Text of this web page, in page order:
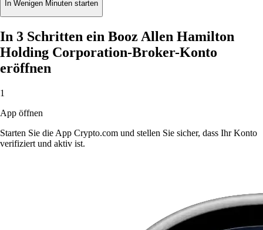
In Wenigen Minuten starten
In 3 Schritten ein Booz Allen Hamilton
Holding Corporation-Broker-Konto
eröffnen
1
App öffnen
Starten Sie die App Crypto.com und stellen Sie sicher, dass Ihr Konto
verifiziert und aktiv ist.